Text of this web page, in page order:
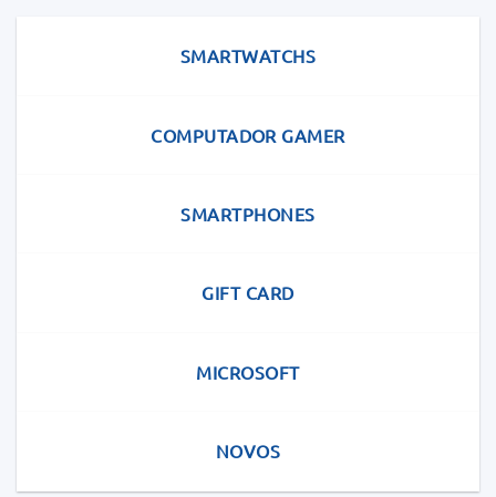
SMARTWATCHS
COMPUTADOR GAMER
SMARTPHONES
GIFT CARD
MICROSOFT
NOVOS